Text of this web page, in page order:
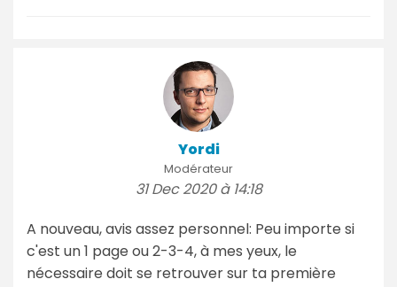
Yordi
Modérateur
31 Dec 2020 à 14:18
A nouveau, avis assez personnel: Peu importe si
c'est un 1 page ou 2-3-4, à mes yeux, le
nécessaire doit se retrouver sur ta première